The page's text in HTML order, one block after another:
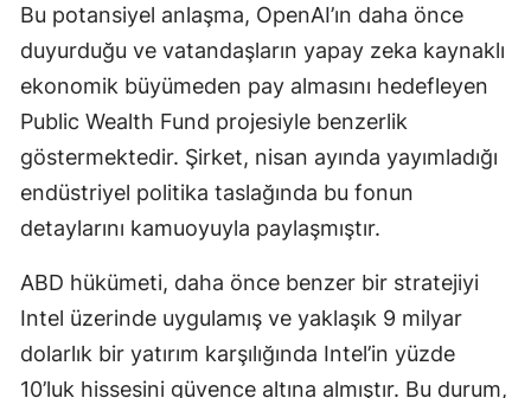
Isparta
Mersin
İstanbul
Kastamonu
Kayseri
Kırklareli
Bu potansiyel anlaşma, OpenAI’ın daha önce
duyurduğu ve vatandaşların yapay zeka kaynaklı
ekonomik büyümeden pay almasını hedefleyen
Public Wealth Fund projesiyle benzerlik
göstermektedir. Şirket, nisan ayında yayımladığı
endüstriyel politika taslağında bu fonun
detaylarını kamuoyuyla paylaşmıştır.
ABD hükümeti, daha önce benzer bir stratejiyi
Intel üzerinde uygulamış ve yaklaşık 9 milyar
dolarlık bir yatırım karşılığında Intel’in yüzde
10’luk hissesini güvence altına almıştır. Bu durum,